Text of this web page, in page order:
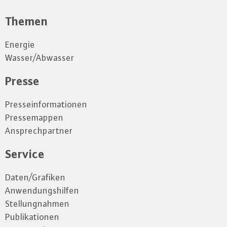
Themen
Energie
Wasser/Abwasser
Presse
Presseinformationen
Pressemappen
Ansprechpartner
Service
Daten/Grafiken
Anwendungshilfen
Stellungnahmen
Publikationen